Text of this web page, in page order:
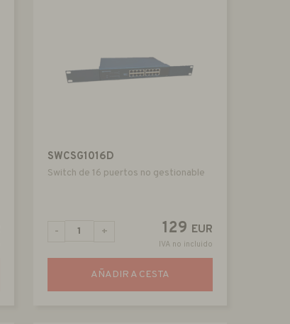
SWCSG1016D
Switch de 16 puertos no gestionable
129 EUR
IVA no incluido
- +
AÑADIR A CESTA